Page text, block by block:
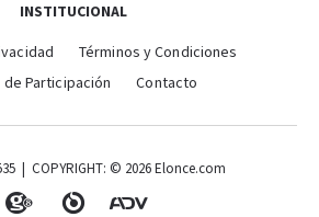
INSTITUCIONAL
Términos y Condiciones
de Participación
Contacto
| COPYRIGHT: © 2026 Elonce.com